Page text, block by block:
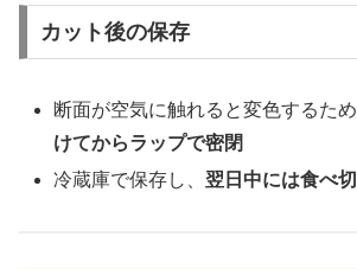
カット後の保存
断面が空気に触れると変色するため
けてからラップで密閉
冷蔵庫で保存し、 翌日中には食べ